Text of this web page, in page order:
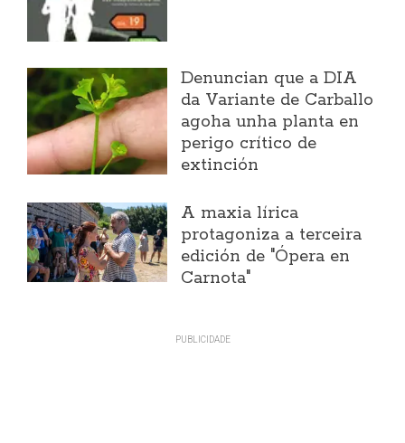
Denuncian que a DIA
da Variante de Carballo
agoha unha planta en
perigo crítico de
extinción
A maxia lírica
protagoniza a terceira
edición de "Ópera en
Carnota"